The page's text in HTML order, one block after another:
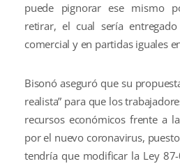
puede pignorar ese mismo
retirar, el cual sería
comercial y en partidas iguales
Bisonó aseguró que su
realista” para que los
recursos económicos frente a
por el nuevo coronavirus,
tendría que modificar la Ley